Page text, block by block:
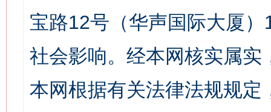
宝路12号（华声国际大厦
社会影响。经本网核实属
本网根据有关法律法规规